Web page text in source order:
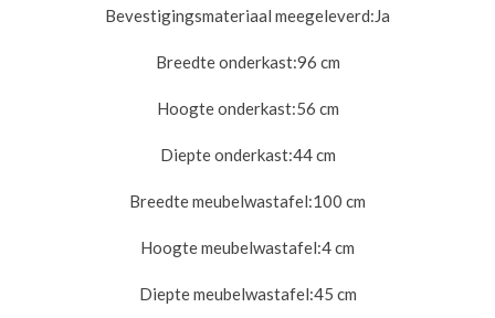
Bevestigingsmateriaal meegeleverd:Ja
Breedte onderkast:96 cm
Hoogte onderkast:56 cm
Diepte onderkast:44 cm
Breedte meubelwastafel:100 cm
Hoogte meubelwastafel:4 cm
Diepte meubelwastafel:45 cm